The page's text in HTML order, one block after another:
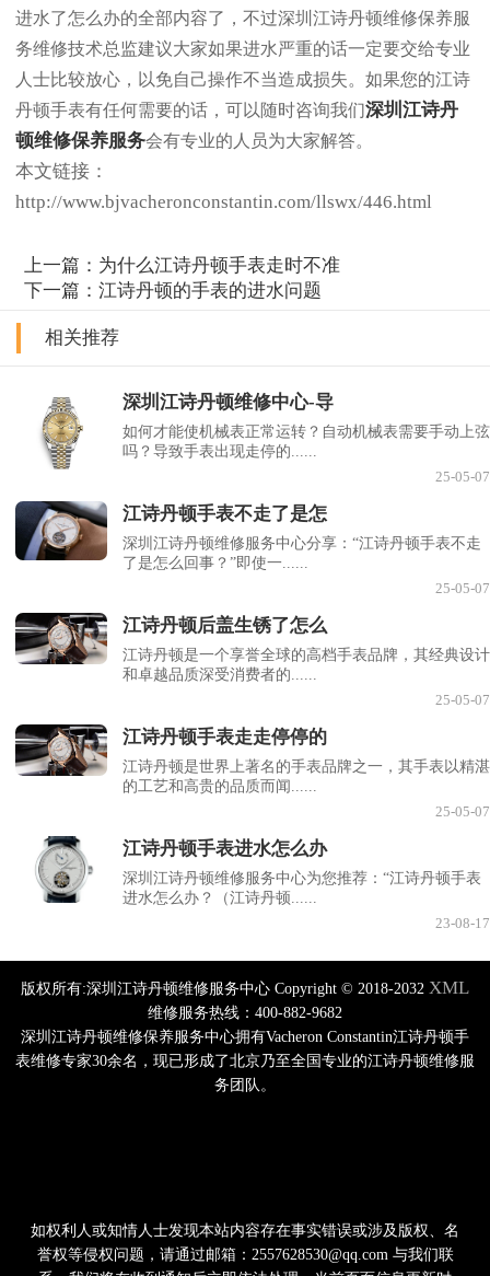
进水了怎么办的全部内容了，不过深圳江诗丹顿维修保养服
务维修技术总监建议大家如果进水严重的话一定要交给专业
人士比较放心，以免自己操作不当造成损失。如果您的江诗
丹顿手表有任何需要的话，可以随时咨询我们深圳江诗丹
顿维修保养服务会有专业的人员为大家解答。
本文链接：
http://www.bjvacheronconstantin.com/llswx/446.html
上一篇： 为什么江诗丹顿手表走时不准
下一篇：江诗丹顿的手表的进水问题
相关推荐
深圳江诗丹顿维修中心-导
如何才能使机械表正常运转？自动机械表需要手动上弦
吗？导致手表出现走停的......
25-05-07
江诗丹顿手表不走了是怎
深圳江诗丹顿维修服务中心分享：“江诗丹顿手表不走
了是怎么回事？”即使一......
25-05-07
江诗丹顿后盖生锈了怎么
江诗丹顿是一个享誉全球的高档手表品牌，其经典设计
和卓越品质深受消费者的......
25-05-07
江诗丹顿手表走走停停的
江诗丹顿是世界上著名的手表品牌之一，其手表以精湛
的工艺和高贵的品质而闻......
25-05-07
江诗丹顿手表进水怎么办
深圳江诗丹顿维修服务中心为您推荐：“江诗丹顿手表
进水怎么办？（江诗丹顿......
23-08-17
版权所有:深圳江诗丹顿维修服务中心 Copyright © 2018-2032 XML
维修服务热线：400-882-9682
深圳江诗丹顿维修保养服务中心拥有Vacheron Constantin江诗丹顿手
表维修专家30余名，现已形成了北京乃至全国专业的江诗丹顿维修服
务团队。
如权利人或知情人士发现本站内容存在事实错误或涉及版权、名
誉权等侵权问题，请通过邮箱：2557628530@qq.com 与我们联